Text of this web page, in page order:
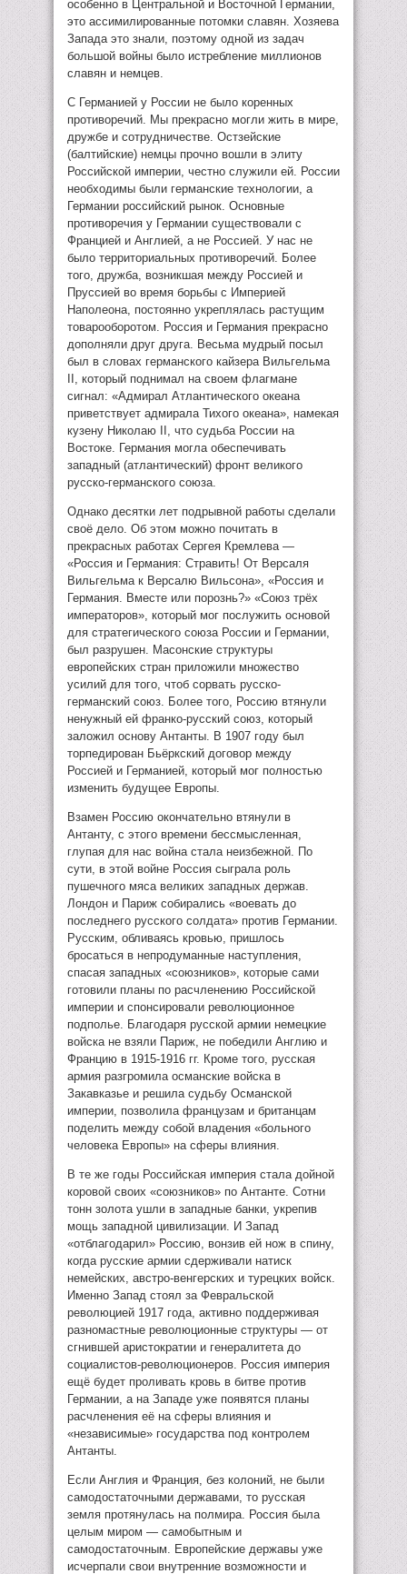
особенно в Центральной и Восточной Германии,
это ассимилированные потомки славян. Хозяева
Запада это знали, поэтому одной из задач
большой войны было истребление миллионов
славян и немцев.
С Германией у России не было коренных
противоречий. Мы прекрасно могли жить в мире,
дружбе и сотрудничестве. Остзейские
(балтийские) немцы прочно вошли в элиту
Российской империи, честно служили ей. России
необходимы были германские технологии, а
Германии российский рынок. Основные
противоречия у Германии существовали с
Францией и Англией, а не Россией. У нас не
было территориальных противоречий. Более
того, дружба, возникшая между Россией и
Пруссией во время борьбы с Империей
Наполеона, постоянно укреплялась растущим
товарооборотом. Россия и Германия прекрасно
дополняли друг друга. Весьма мудрый посыл
был в словах германского кайзера Вильгельма
II, который поднимал на своем флагмане
сигнал: «Адмирал Атлантического океана
приветствует адмирала Тихого океана», намекая
кузену Николаю II, что судьба России на
Востоке. Германия могла обеспечивать
западный (атлантический) фронт великого
русско-германского союза.
Однако десятки лет подрывной работы сделали
своё дело. Об этом можно почитать в
прекрасных работах Сергея Кремлева —
«Россия и Германия: Стравить! От Версаля
Вильгельма к Версалю Вильсона», «Россия и
Германия. Вместе или порознь?» «Союз трёх
императоров», который мог послужить основой
для стратегического союза России и Германии,
был разрушен. Масонские структуры
европейских стран приложили множество
усилий для того, чтоб сорвать русско-
германский союз. Более того, Россию втянули
ненужный ей франко-русский союз, который
заложил основу Антанты. В 1907 году был
торпедирован Бьёркский договор между
Россией и Германией, который мог полностью
изменить будущее Европы.
Взамен Россию окончательно втянули в
Антанту, с этого времени бессмысленная,
глупая для нас война стала неизбежной. По
сути, в этой войне Россия сыграла роль
пушечного мяса великих западных держав.
Лондон и Париж собирались «воевать до
последнего русского солдата» против Германии.
Русским, обливаясь кровью, пришлось
бросаться в непродуманные наступления,
спасая западных «союзников», которые сами
готовили планы по расчленению Российской
империи и спонсировали революционное
подполье. Благодаря русской армии немецкие
войска не взяли Париж, не победили Англию и
Францию в 1915-1916 гг. Кроме того, русская
армия разгромила османские войска в
Закавказье и решила судьбу Османской
империи, позволила французам и британцам
поделить между собой владения «больного
человека Европы» на сферы влияния.
В те же годы Российская империя стала дойной
коровой своих «союзников» по Антанте. Сотни
тонн золота ушли в западные банки, укрепив
мощь западной цивилизации. И Запад
«отблагодарил» Россию, вонзив ей нож в спину,
когда русские армии сдерживали натиск
немейских, австро-венгерских и турецких войск.
Именно Запад стоял за Февральской
революцией 1917 года, активно поддерживая
разномастные революционные структуры — от
сгнившей аристократии и генералитета до
социалистов-революционеров. Россия империя
ещё будет проливать кровь в битве против
Германии, а на Западе уже появятся планы
расчленения её на сферы влияния и
«независимые» государства под контролем
Антанты.
Если Англия и Франция, без колоний, не были
самодостаточными державами, то русская
земля протянулась на полмира. Россия была
целым миром — самобытным и
самодостаточным. Европейские державы уже
исчерпали свои внутренние возможности и